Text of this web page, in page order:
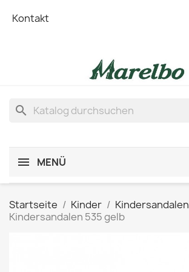
Kontakt
search
MENÜ
Startseite Kinder
Kindersandalen
Kindersandalen 535 gelb